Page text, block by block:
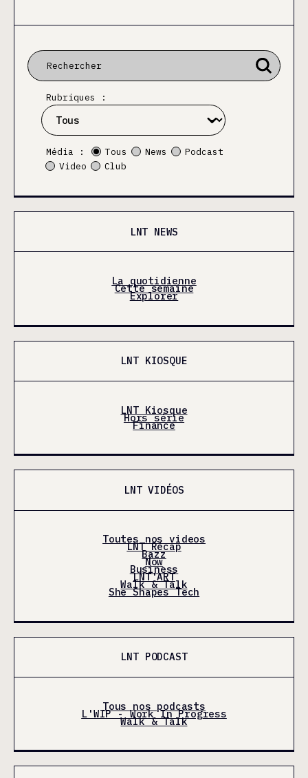
Rubriques :
Média : Tous News
Podcast
Video
Club
LNT NEWS
La quotidienne
Cette semaine
Explorer
LNT KIOSQUE
LNT Kiosque
Hors série
Finance
LNT VIDÉOS
Toutes nos videos
LNT Récap
Bazz
Now
Business
LNT'ART
Walk & Talk
She Shapes Tech
LNT PODCAST
Tous nos podcasts
L'WIP - Work In Progress
Walk & Talk